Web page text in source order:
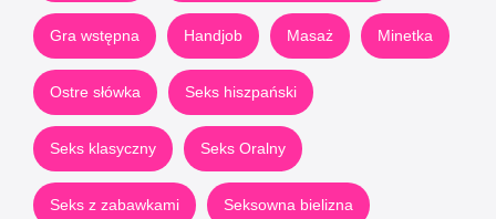
Gra wstępna Handjob Masaż Minetka
Ostre słówka Seks hiszpański
Seks klasyczny Seks Oralny
Seks z zabawkami Seksowna bielizna